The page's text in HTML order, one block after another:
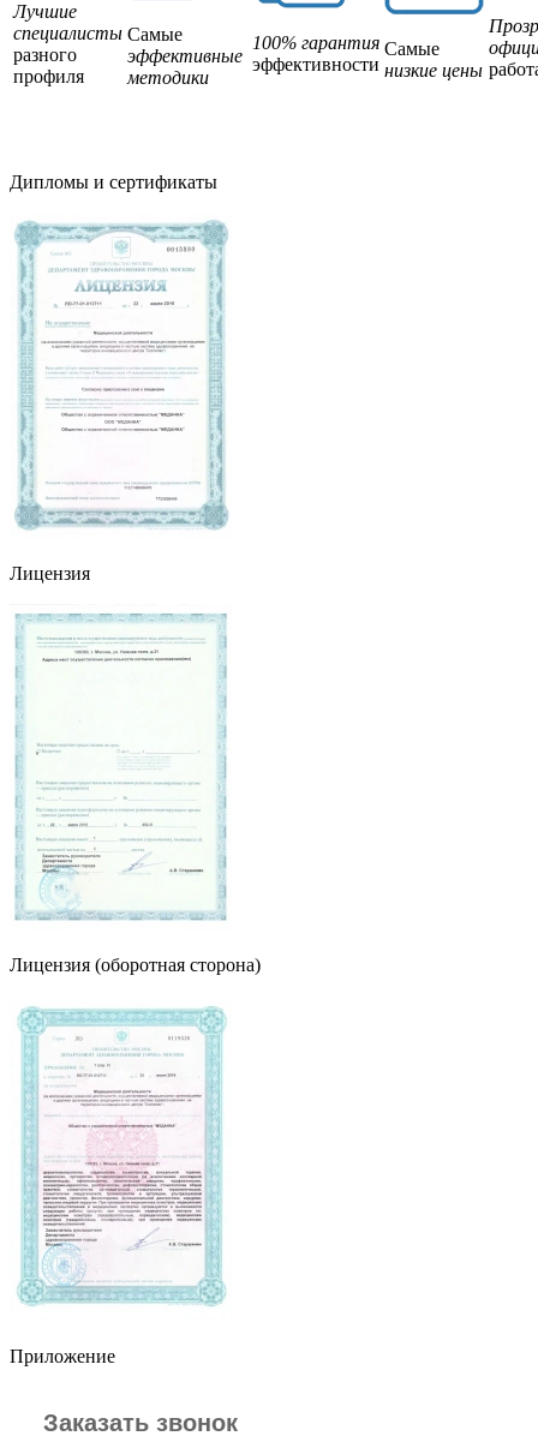
Лучшие
специалисты
разного
профиля
Самые
эффективные
методики
100% гарантия
эффективности
Самые
низкие цены
Дипломы и сертификаты
Лицензия
Лицензия (оборотная сторона)
Приложение